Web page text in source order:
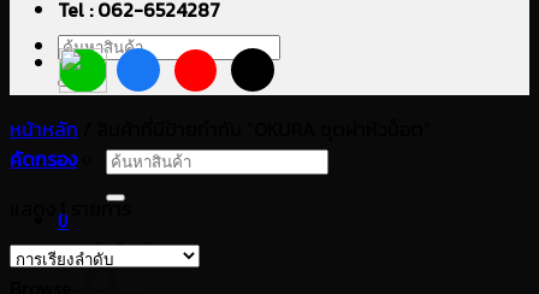
ค้นหา:
ค้นหา:
0
ตะกร้าสินค้า
Tel : 062-6524287
หน้าหลัก
คัดกรอง
แสดง 1 รายการ